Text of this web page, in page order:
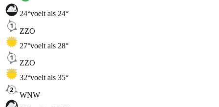
24°voelt als 24°
ZZO
27°voelt als 28°
ZZO
32°voelt als 35°
WNW